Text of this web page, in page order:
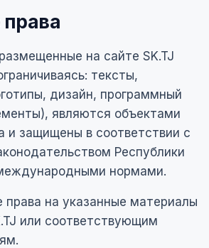
на сайте SK.TJ
тексты,
дизайн, программный
являются объектами
и защищены в соответствии с
Республики
нормами.
права на указанные материалы
или соответствующим